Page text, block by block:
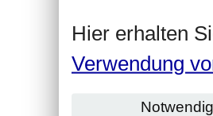
Hier erhalten
Verwendung
Notwendig